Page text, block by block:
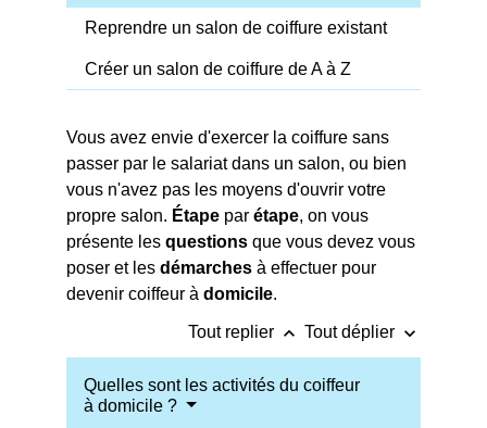
Reprendre un salon de coiffure existant
Créer un salon de coiffure de A à Z
Vous avez envie d'exercer la coiffure sans
passer par le salariat dans un salon, ou bien
vous n'avez pas les moyens d'ouvrir votre
propre salon. Étape parétape, on vous
présente lesquestions que vous devez vous
poser et lesdémarches à effectuer pour
devenir coiffeur àdomicile.
Tout replier keyboard_arrow_up Tout déplier keyboard_arrow_down
Quelles sont les activités du coiffeur
à domicile ?